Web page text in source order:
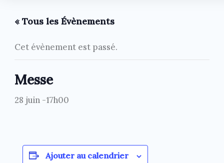
« Tous les Évènements
Cet évènement est passé.
Messe
28 juin -17h00
Ajouter au calendrier